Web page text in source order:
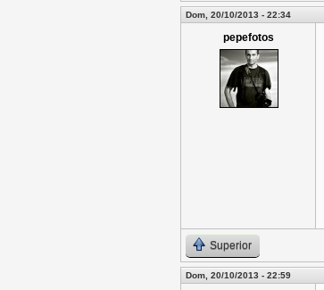
Dom, 20/10/2013 - 22:34
pepefotos
Superior
Dom, 20/10/2013 - 22:59